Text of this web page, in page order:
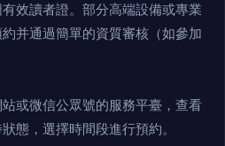
有效讀者證。部分高端設備或專業
并通過簡單的資質審核（如參加
站或微信公眾號的服務平臺，查看
態，選擇時間段進行預約。